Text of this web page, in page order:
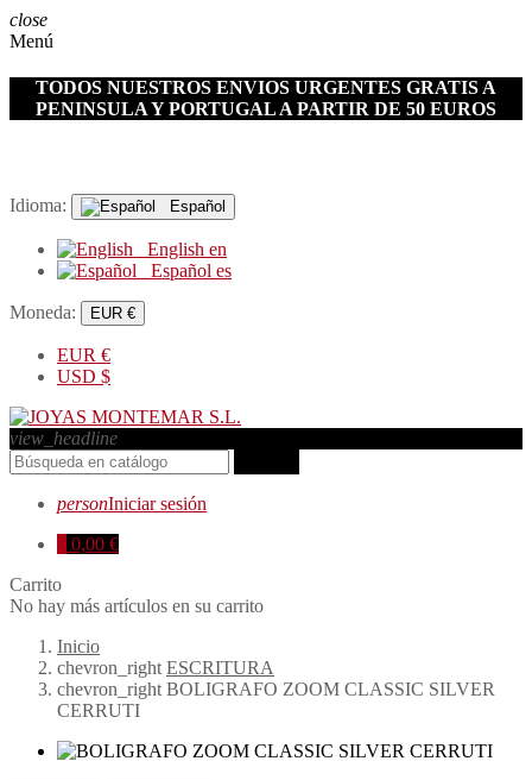
close
Menú
TODOS NUESTROS ENVIOS URGENTES GRATIS A
PENINSULA Y PORTUGAL A PARTIR DE 50 EUROS
Idioma: Español
English en
Español es
Moneda: EUR €
EUR €
USD $
view_headline
personIniciar sesión
0,00 €
Carrito
No hay más artículos en su carrito
Inicio
chevron_right ESCRITURA
chevron_right BOLIGRAFO ZOOM CLASSIC SILVER
CERRUTI